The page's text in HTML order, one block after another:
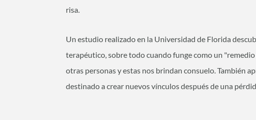
risa.
Un estudio realizado en la Universidad de Florida
terapéutico, sobre todo cuando funge como un "remedio
otras personas y estas nos brindan consuelo. También
destinado a crear nuevos vínculos después de una